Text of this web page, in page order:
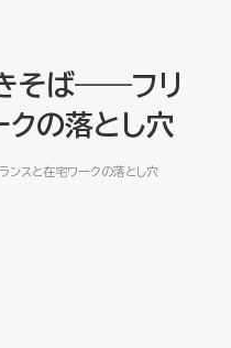
そば――フリ
クの落とし穴
スと在宅ワークの落とし穴